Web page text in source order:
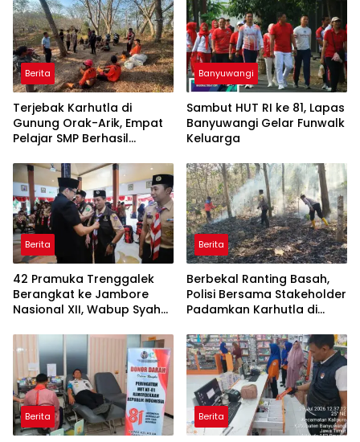
Berita
Terjebak Karhutla di
Gunung Orak-Arik, Empat
Pelajar SMP Berhasil
Banyuwangi
Sambut HUT RI ke 81, Lapas
Banyuwangi Gelar Funwalk
Keluarga
Berita
42 Pramuka Trenggalek
Berangkat ke Jambore
Nasional XII, Wabup Syah
Daerah
Berita
Berbekal Ranting Basah,
Polisi Bersama Stakeholder
Padamkan Karhutla di
Trenggalek
Berita Berita